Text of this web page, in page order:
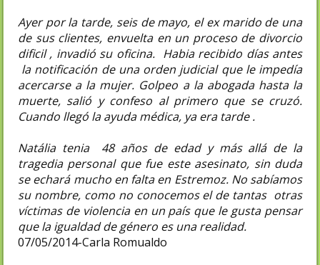
Ayer por la tarde, seis de mayo, el ex marido de una
de sus clientes, envuelta en un proceso de divorcio
dificil , invadió su oficina. Habia recibido días antes
la notificación de una orden judicial que le impedía
acercarse a la mujer. Golpeo a la abogada hasta la
muerte, salió y confeso al primero que se cruzó.
Cuando llegó la ayuda médica, ya era tarde .
Natália tenia 48 años de edad y más allá de la
tragedia personal que fue este asesinato, sin duda
se echará mucho en falta en Estremoz. No sabíamos
su nombre, como no conocemos el de tantas otras
víctimas de violencia en un país que le gusta pensar
que la igualdad de género es una realidad.
07/05/2014-Carla Romualdo